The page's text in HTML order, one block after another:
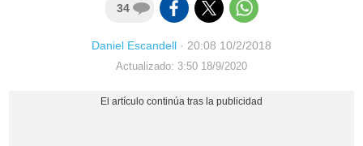
34
Daniel Escandell · 20:08 10/2/2018
Actualizado: 3:50 18/9/2020